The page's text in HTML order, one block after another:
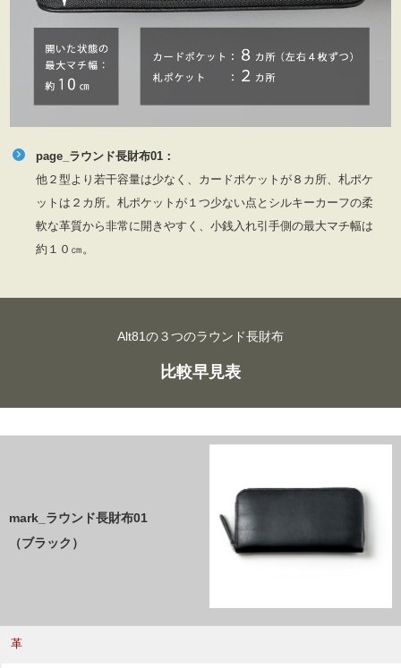
page_ラウンド長財布01：
他２型より若干容量は少なく、カードポケットが８カ所、札ポケ
ットは２カ所。札ポケットが１つ少ない点とシルキーカーフの柔
軟な革質から非常に開きやすく、小銭入れ引手側の最大マチ幅は
約１０㎝。
Alt81の３つのラウンド長財布
比較早見表
mark_ラウンド長財布01
（ブラック）
革